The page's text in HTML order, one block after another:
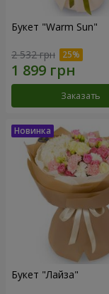
Букет "Warm Sun"
2 532 грн
Заказать
Букет "Лайза"